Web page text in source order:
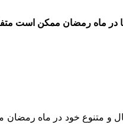
در ماه رمضان ممکن است
و متنوع خود در ماه رمضان